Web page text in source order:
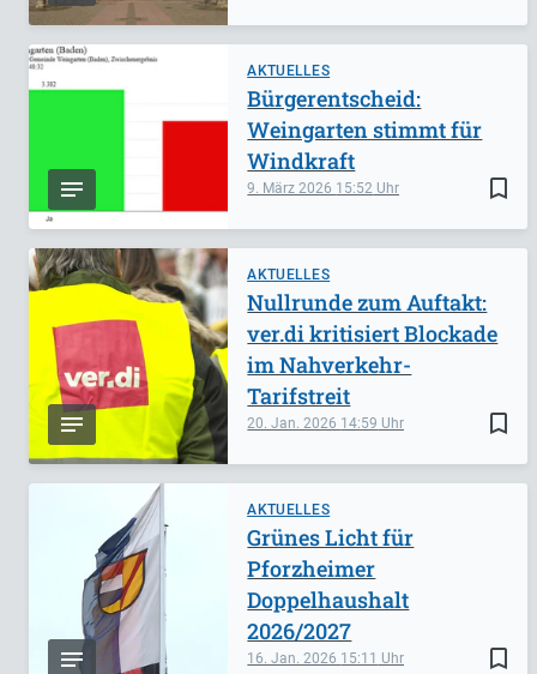
AKTUELLES
bookmark_border
9. März 2026 15:52
Bürgerentscheid:
Weingarten stimmt für
Windkraft
AKTUELLES
bookmark_border
20. Jan. 2026 14:59
Nullrunde zum Auftakt:
ver.di kritisiert Blockade
im Nahverkehr-
Tarifstreit
AKTUELLES
bookmark_border
16. Jan. 2026 15:11
Grünes Licht für
Pforzheimer
Doppelhaushalt
2026/2027